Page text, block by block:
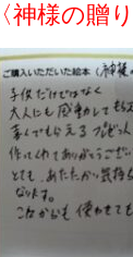
様の贈り